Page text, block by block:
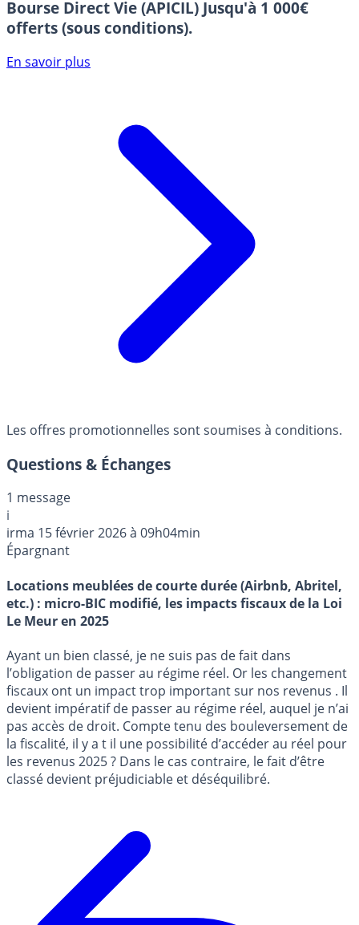
Bourse Direct Vie (APICIL) Jusqu'à 1 000€
offerts (sous conditions).
En savoir plus
Les offres promotionnelles sont soumises à conditions.
Questions & Échanges
1 message
i
irma 15 février 2026 à 09h04min
Épargnant
Locations meublées de courte durée (Airbnb, Abritel,
etc.) : micro-BIC modifié, les impacts fiscaux de la Loi
Le Meur en 2025
Ayant un bien classé, je ne suis pas de fait dans
l’obligation de passer au régime réel. Or les changement
fiscaux ont un impact trop important sur nos revenus . Il
devient impératif de passer au régime réel, auquel je n’ai
pas accès de droit. Compte tenu des bouleversement de
la fiscalité, il y a t il une possibilité d’accéder au réel pour
les revenus 2025 ? Dans le cas contraire, le fait d’être
classé devient préjudiciable et déséquilibré.